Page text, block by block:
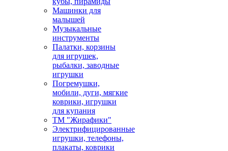
Машинки для
малышей
Музыкальные
инструменты
Палатки, корзины
для игрушек,
рыбалки, заводные
игрушки
Погремушки,
мобили, дуги, мягкие
коврики, игрушки
для купания
ТМ "Жирафики"
Электрифицированные
игрушки, телефоны,
плакаты, коврики